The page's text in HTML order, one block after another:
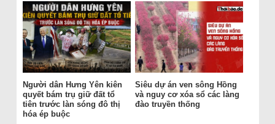
Người dân Hưng Yên kiên
quyết bám trụ giữ đất tổ
tiên trước làn sóng đô thị
hóa ép buộc
Siêu dự án ven sông Hồng
và nguy cơ xóa sổ các làng
đào truyền thống